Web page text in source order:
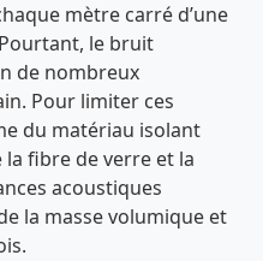
mètre carré d’une
le bruit
de nombreux
Pour limiter ces
du matériau isolant
fibre de verre et la
acoustiques
la masse volumique et